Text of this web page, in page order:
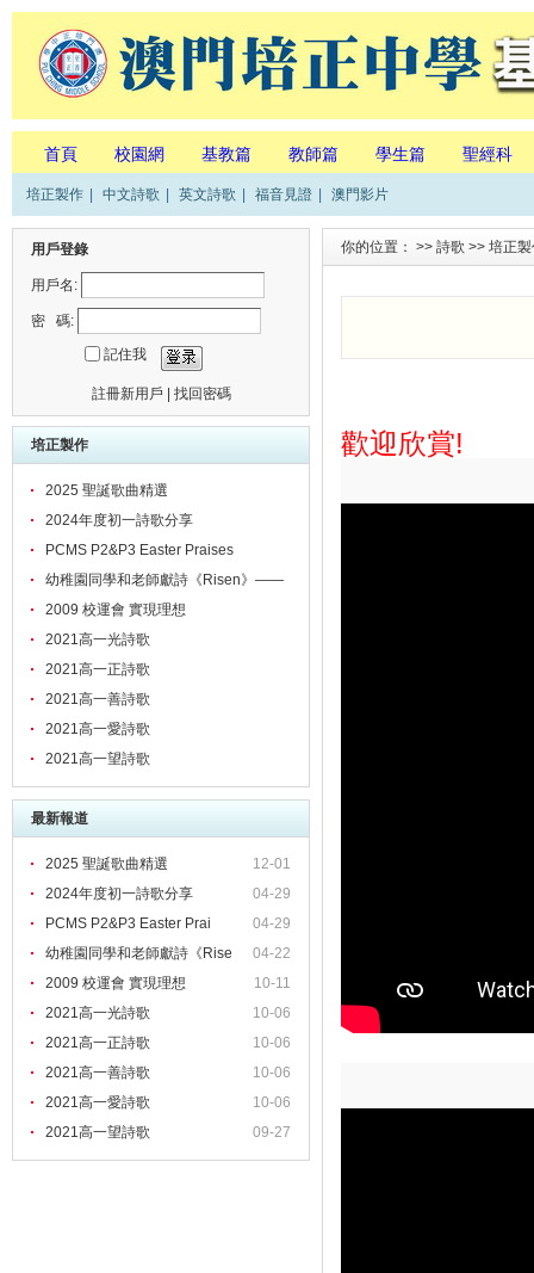
首頁 校園網 基教篇 教師篇 學生篇 聖經科
培正製作 中文詩歌 英文詩歌 福音見證 澳門影片
用戶登錄
用戶名:
密 碼:
記住我
註冊新用戶 找回密碼
培正製作
2025 聖誕歌曲精選
2024年度初一詩歌分享
PCMS P2&P3 Easter Praises
幼稚園同學和老師獻詩《Risen》——
頌揚主的愛！
2009 校運會 實現理想
2021高一光詩歌
2021高一正詩歌
2021高一善詩歌
2021高一愛詩歌
2021高一望詩歌
最新報道
12-01
2025 聖誕歌曲精選
04-29
2024年度初一詩歌分享
04-29
PCMS P2&P3 Easter Prai
04-22
幼稚園同學和老師獻詩《Rise
10-11
2009 校運會 實現理想
10-06
2021高一光詩歌
10-06
2021高一正詩歌
10-06
2021高一善詩歌
10-06
2021高一愛詩歌
09-27
2021高一望詩歌
你的位置： >> 詩歌 >> 培正
歡迎欣賞!